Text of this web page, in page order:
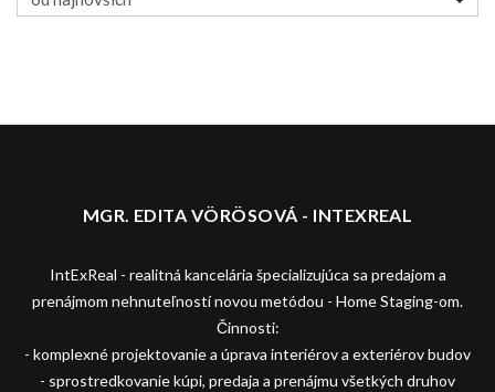
MGR. EDITA VÖRÖSOVÁ - INTEXREAL
IntExReal - realitná kancelária špecializujúca sa predajom a
prenájmom nehnuteľností novou metódou - Home Staging-om.
Činnosti:
- komplexné projektovanie a úprava interiérov a exteriérov budov
- sprostredkovanie kúpi, predaja a prenájmu všetkých druhov